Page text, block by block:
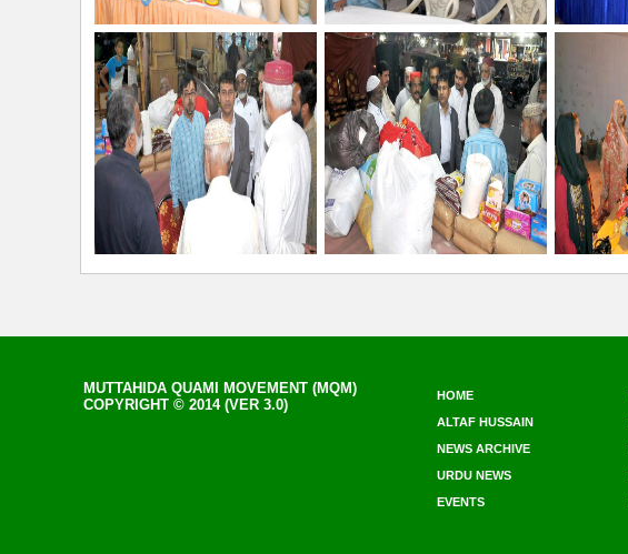
MUTTAHIDA QUAMI MOVEMENT (MQM)
COPYRIGHT © 2014 (VER 3.0)
HOME
ALTAF HUSSAIN
NEWS ARCHIVE
URDU NEWS
EVENTS